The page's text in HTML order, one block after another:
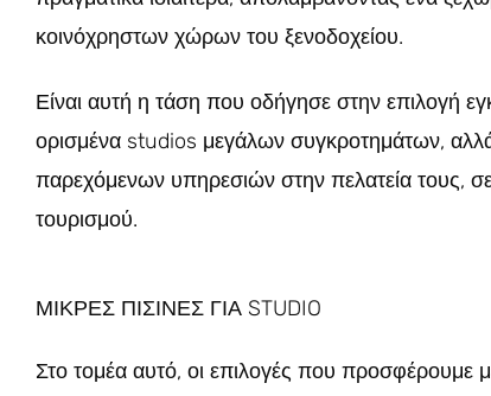
κοινόχρηστων χώρων του ξενοδοχείου.
Είναι αυτή η τάση που οδήγησε στην επιλογή
ορισμένα studios μεγάλων συγκροτημάτων,
παρεχόμενων υπηρεσιών στην πελατεία τους,
τουρισμού.
ΜΙΚΡΕΣ ΠΙΣΙΝΕΣ ΓΙΑ STUDIO
Στο τομέα αυτό, οι επιλογές που προσφέρουμε